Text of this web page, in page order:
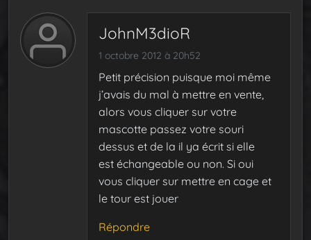
JohnM3dioR
1 octobre 2012 à 20h52
Petit précision puisque moi même
j’avais du mal à mettre en vente,
alors vous cliquer sur votre
mascotte passez votre souri
dessus et de la il ya écrit si elle
est échangeable ou non. Si oui
vous cliquer sur mettre en cage et
le tour est jouer
Répondre